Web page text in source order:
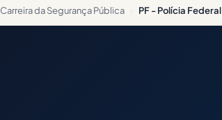
Carreira da Segurança Pública › PF - Polícia Federal